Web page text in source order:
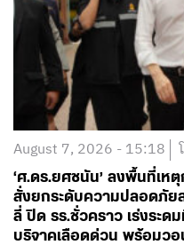
August 7, 2026 - 15:18
‘ศ.ดร.ยศชนัน’ ลงพื้นที่เห
สั่งยกระดับความปลอดภัย
ลี่ ปิด รร.ชั่วคราว เร่งระด
บริจาคเลือดด่วน พร้อมวอ